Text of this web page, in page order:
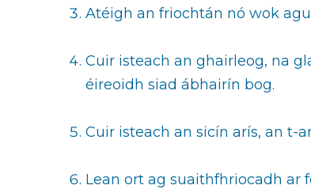
Atéigh an friochtán nó wok
Cuir isteach an ghairleog, na
éireoidh siad ábhairín bog.
Cuir isteach an sicín arís, an t-
Lean ort ag suaithfhriocadh ar